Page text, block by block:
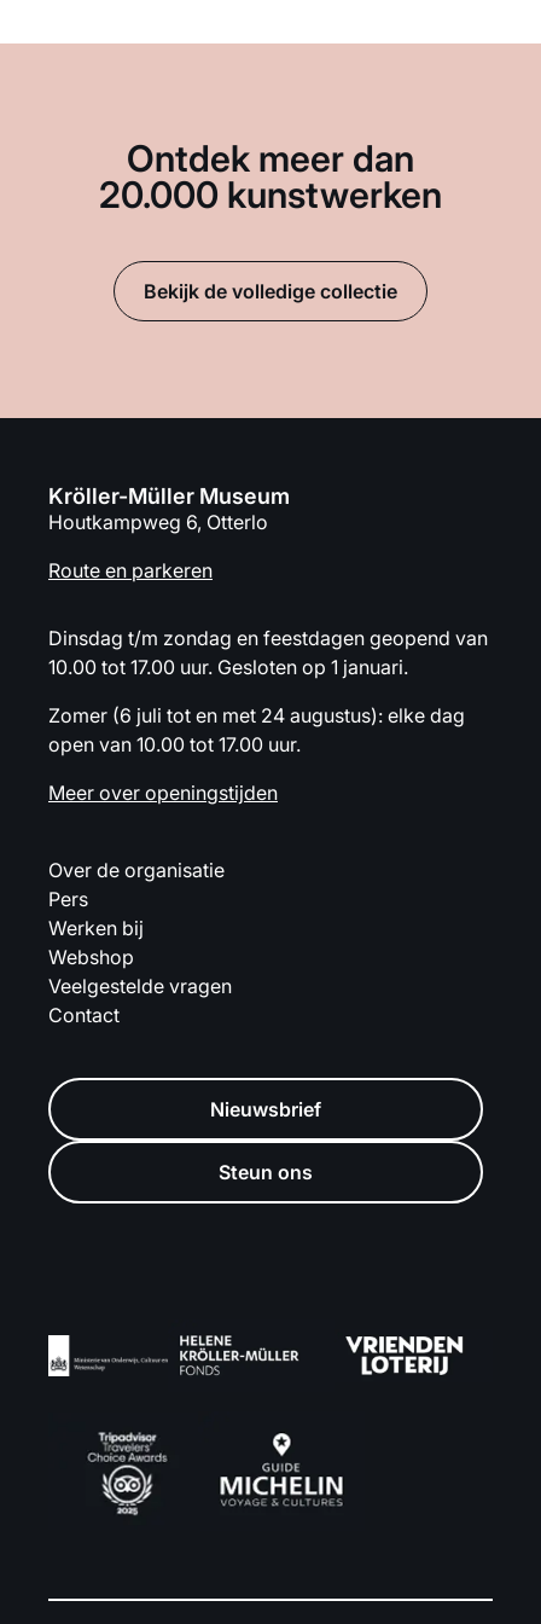
Ontdek meer dan
20.000 kunstwerken
Bekijk de volledige collectie
Kröller-Müller Museum
Houtkampweg 6, Otterlo
Route en parkeren
Dinsdag t/m zondag en feestdagen geopend van
10.00 tot 17.00 uur. Gesloten op 1 januari.
Zomer (6 juli tot en met 24 augustus): elke dag
open van 10.00 tot 17.00 uur.
Meer over openingstijden
Over de organisatie
Pers
Werken bij
Webshop
Veelgestelde vragen
Contact
Nieuwsbrief
Steun ons